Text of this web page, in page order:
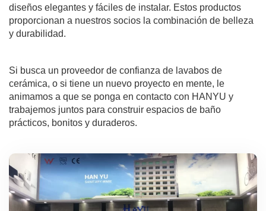
diseños elegantes y fáciles de instalar. Estos productos
proporcionan a nuestros socios la combinación de belleza
y durabilidad.
Si busca un proveedor de confianza de lavabos de
cerámica, o si tiene un nuevo proyecto en mente, le
animamos a que se ponga en contacto con HANYU y
trabajemos juntos para construir espacios de baño
prácticos, bonitos y duraderos.